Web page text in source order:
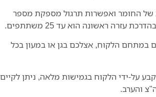
של החומר ואפשרות תרגול מספקת מספר
עזרה ראשונה הוא עד 25 משתתפים.
במתחם הלקוח, אצלכם בגן או במעון בכל
על-ידי הלקוח בגמישות מלאה, ניתן לקיים
והערב.